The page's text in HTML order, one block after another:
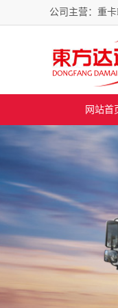
公司主营：重
网站首